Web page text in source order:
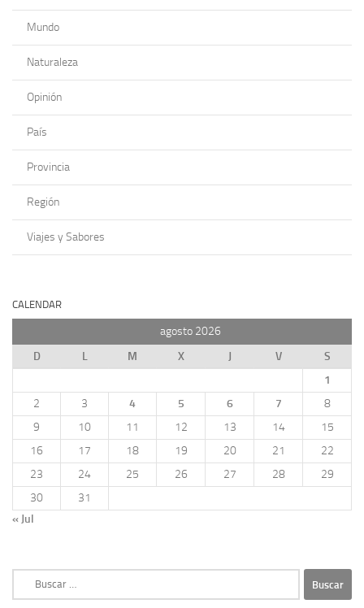
Mundo
Naturaleza
Opinión
País
Provincia
Región
Viajes y Sabores
CALENDAR
agosto 2026
D
L M X J V
S
1
2
3 4 5 6 7
8
9
10 11 12 13 14
15
16
17 18 19 20 21
22
23
24 25 26 27 28
29
30
31
« Jul